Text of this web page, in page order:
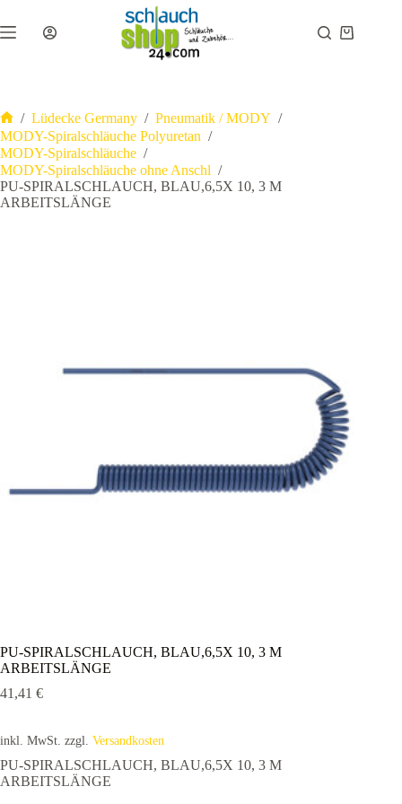
Inhalt
springen
Warenkorb
Start
/ Lüdecke Germany / Pneumatik / MODY /
MODY-Spiralschläuche Polyuretan /
MODY-Spiralschläuche /
MODY-Spiralschläuche ohne Anschl /
PU-SPIRALSCHLAUCH, BLAU,6,5X 10, 3 M
ARBEITSLÄNGE
PU-SPIRALSCHLAUCH, BLAU,6,5X 10, 3 M
ARBEITSLÄNGE
41,41 €
inkl. MwSt. zzgl. Versandkosten
PU-SPIRALSCHLAUCH, BLAU,6,5X 10, 3 M
ARBEITSLÄNGE